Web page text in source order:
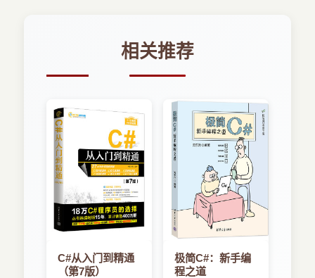
2．1 泛型 18
2．1．3 泛型的适用范围 25
2．1．4 方法类型实参的类型推断 26
2．1．5 类型约束 28
2．1．6 default运算符和typeof运算符 30
2．1．7 泛型类型初始化与状态 32
2．2 可空值类型 34
2．2．1 目标：表达信息的缺失 34
2．2．2 CLR和framework的支持：
2．2．3 语言层面支持 38
相关推荐
C#从入门到精通
（第7版）
极简C#：新手编
程之道